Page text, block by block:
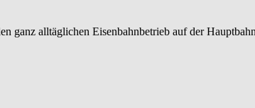
ganz alltäglichen Eisenbahnbetrieb auf der